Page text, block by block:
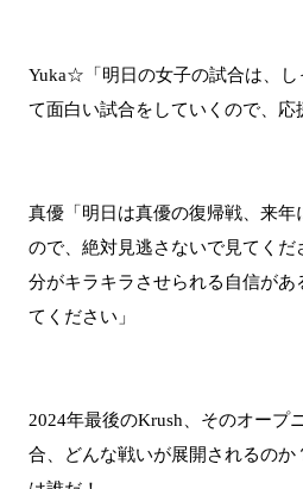
Yuka☆「明日の女子の試合は、
て面白い試合をしていくので、応
真優「明日は真優の復帰戦、来年
ので、絶対見逃さないで見てくだ
分がキラキラさせられる自信があ
てください」
2024年最後のKrush、そのオープ
合、どんな戦いが展開されるの